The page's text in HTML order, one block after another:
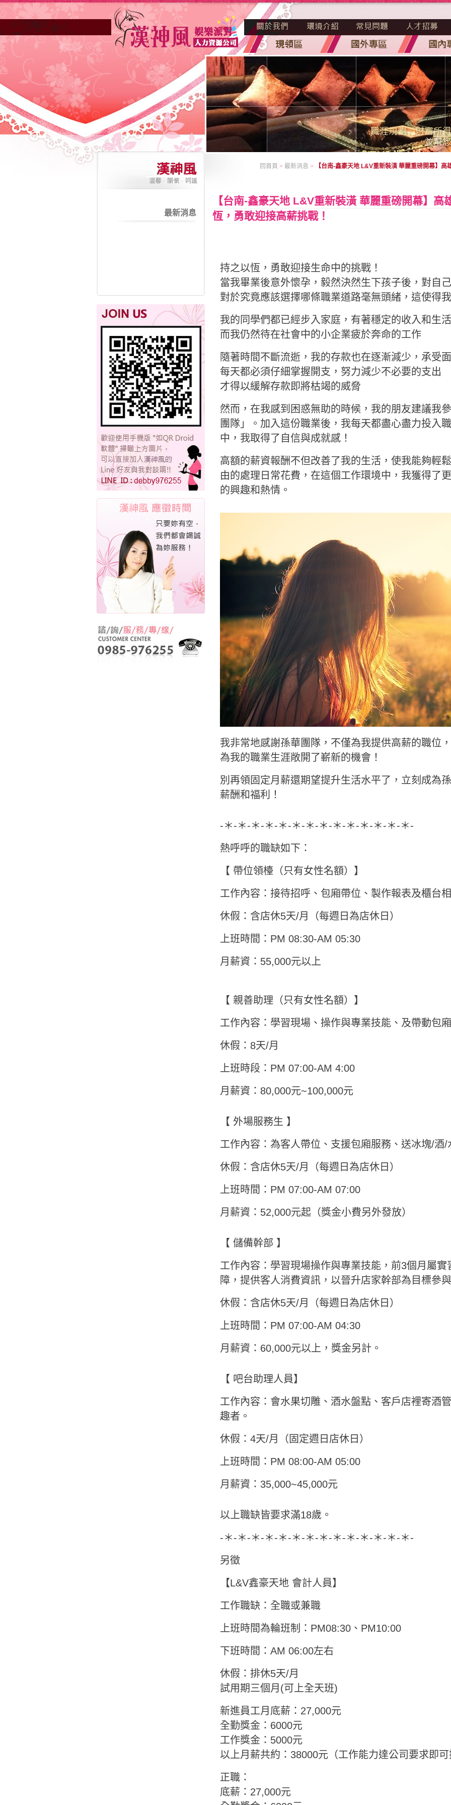
最新消息
回首頁 > 最新消息 > 【台南-鑫豪天地 L&V重新裝潢 華麗重磅開幕】
【台南-鑫豪天地 L&V重新裝潢 華麗重磅開幕】高
恆，勇敢迎接高薪挑戰！
持之以恆，勇敢迎接生命中的挑戰！
當我畢業後意外懷孕，毅然決然生下孩子後，對自
對於究竟應該選擇哪條職業道路毫無頭緒，這使得
我的同學們都已經步入家庭，有著穩定的收入和生活
而我仍然待在社會中的小企業疲於奔命的工作
隨著時間不斷流逝，我的存款也在逐漸減少，承受
每天都必須仔細掌握開支，努力減少不必要的支出
才得以緩解存款即將枯竭的威脅
然而，在我感到困惑無助的時候，我的朋友建議我
團隊」。加入這份職業後，我每天都盡心盡力投入
中，我取得了自信與成就感！
高額的薪資報酬不但改善了我的生活，使我能夠輕
由的處理日常花費，在這個工作環境中，我獲得了
的興趣和熱情。
我非常地感謝孫華團隊，不僅為我提供高薪的職位
為我的職業生涯敞開了嶄新的機會！
別再領固定月薪還期望提升生活水平了，立刻成為
薪酬和福利！
-＊-＊-＊-＊-＊-＊-＊-＊-＊-＊-＊-＊-＊-＊-
熱呼呼的職缺如下：
【 帶位領檯（只有女性名額）】
工作內容：接待招呼、包廂帶位、製作報表及櫃台
休假：含店休5天/月（每週日為店休日）
上班時間：PM 08:30-AM 05:30
月薪資：55,000元以上
【 親善助理（只有女性名額）】
工作內容：學習現場、操作與專業技能、及帶動包
休假：8天/月
上班時段：PM 07:00-AM 4:00
月薪資：80,000元~100,000元
【 外場服務生 】
工作內容：為客人帶位、支援包廂服務、送冰塊/酒
休假：含店休5天/月（每週日為店休日）
上班時間：PM 07:00-AM 07:00
月薪資：52,000元起（獎金小費另外發放）
【 儲備幹部 】
工作內容：學習現場操作與專業技能，前3個月屬
障，提供客人消費資訊，以晉升店家幹部為目標參
休假：含店休5天/月（每週日為店休日）
上班時間：PM 07:00-AM 04:30
月薪資：60,000元以上，獎金另計。
【 吧台助理人員】
工作內容：會水果切雕、酒水盤點、客戶店裡寄酒
趣者。
休假：4天/月（固定週日店休日）
上班時間：PM 08:00-AM 05:00
月薪資：35,000~45,000元
以上職缺皆要求滿18歲。
-＊-＊-＊-＊-＊-＊-＊-＊-＊-＊-＊-＊-＊-＊-
另徵
【L&V鑫豪天地 會計人員】
工作職缺：全職或兼職
上班時間為輪班制：PM08:30、PM10:00
下班時間：AM 06:00左右
休假：排休5天/月
試用期三個月(可上全天班)
新進員工月底薪：27,000元
全勤獎金：6000元
工作獎金：5000元
以上月薪共約：38000元（工作能力達公司要求即
正職：
底薪：27,000元